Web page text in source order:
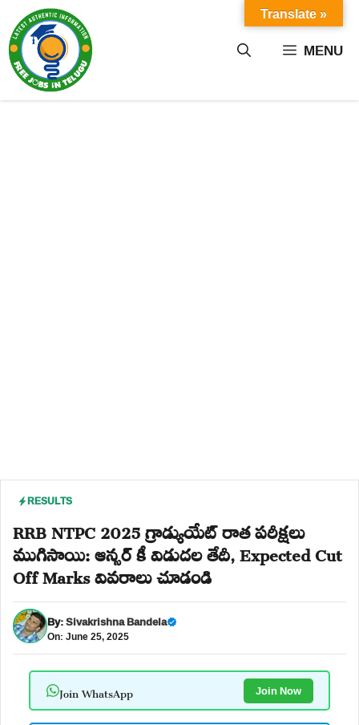
content MENU
RESULTS
RRB NTPC 2025 గ్రాడ్యుయేట్ రాత పరీక్షలు
ముగిసాయి: ఆన్సర్ కీ విడుదల తేదీ, Expected Cut
Off Marks వివరాలు చూడండి
By:Sivakrishna Bandela
On: June 25, 2025
Join WhatsApp Join Now
Translate »